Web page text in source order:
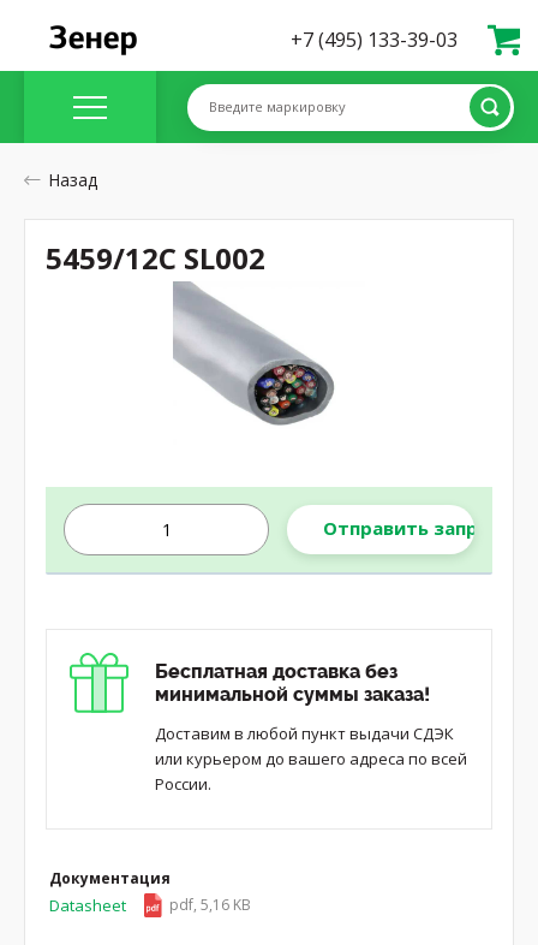
+7 (495) 133-39-03
Введите маркировку
Назад
Отправить запрос
Бесплатная доставка без
минимальной суммы заказа!
Доставим в любой пункт выдачи СДЭК
или курьером до вашего адреса по всей
России.
Документация
Datasheet pdf, 5,16 KB
5459/12C SL002